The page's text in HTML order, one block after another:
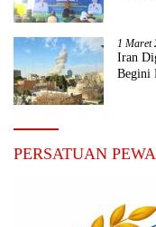
1 Maret
Iran
Begini
PERSATUAN